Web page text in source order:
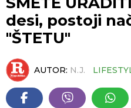
desi, postoji
"ŠTETU"
AUTOR: N.J.